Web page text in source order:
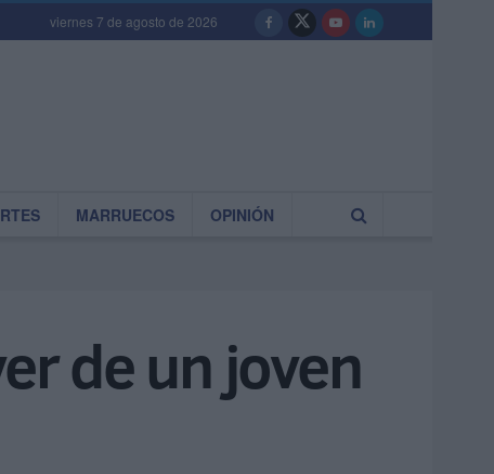
viernes 7 de agosto de 2026
MARRUECOS OPINIÓN
de un joven